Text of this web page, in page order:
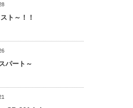
ト～！！
パート～